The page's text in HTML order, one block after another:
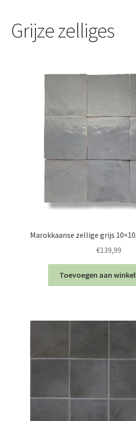
Contact
Grijze zelliges
Marokkaanse zellige grijs
€139,99
Toevoegen aan